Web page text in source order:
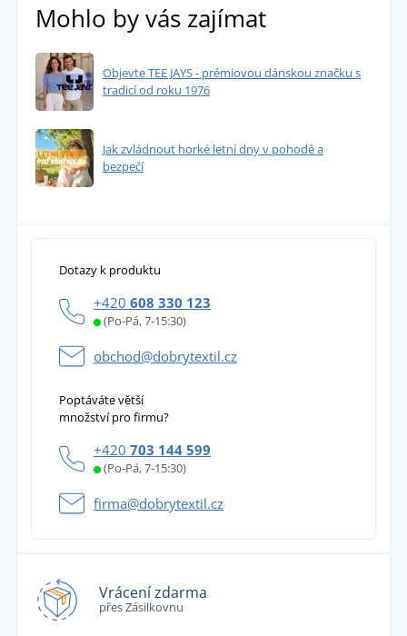
Mohlo by vás zajímat
Objevte TEE JAYS - prémiovou dánskou značku s
tradicí od roku 1976
Jak zvládnout horké letní dny v pohodě a
bezpečí
Dotazy k produktu
+420 608 330 123
(Po-Pá, 7-15:30)
obchod@dobrytextil.cz
Poptáváte větší
množství pro firmu?
+420 703 144 599
(Po-Pá, 7-15:30)
firma@dobrytextil.cz
Vrácení zdarma
přes Zásilkovnu